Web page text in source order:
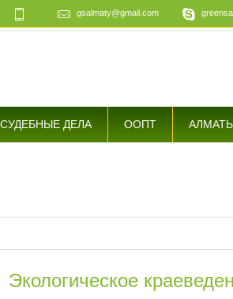
gsalmaty@gmail.com
СУДЕБНЫЕ ДЕЛА ООПТ
Экологическое